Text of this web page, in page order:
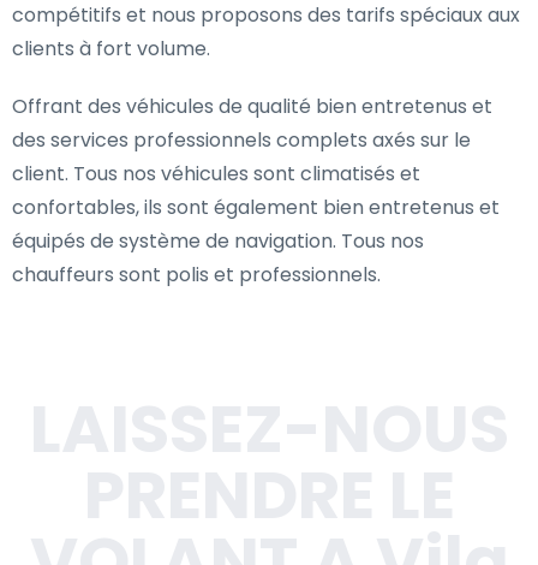
compétitifs et nous proposons des tarifs spéciaux aux
clients à fort volume.
Offrant des véhicules de qualité bien entretenus et
des services professionnels complets axés sur le
client. Tous nos véhicules sont climatisés et
confortables, ils sont également bien entretenus et
équipés de système de navigation. Tous nos
chauffeurs sont polis et professionnels.